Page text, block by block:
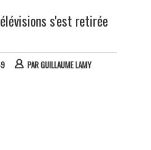
s'est retirée
PARGUILLAUME LAMY